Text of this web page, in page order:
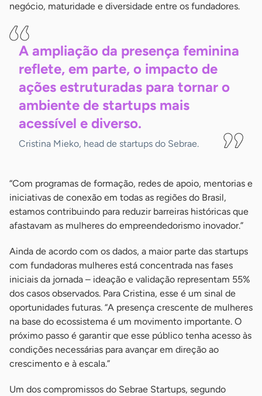
negócio, maturidade e diversidade entre os fundadores.
A ampliação da presença feminina
reflete, em parte, o impacto de
ações estruturadas para tornar o
ambiente de startups mais
acessível e diverso.
Cristina Mieko, head de startups do Sebrae.
“Com programas de formação, redes de apoio, mentorias e
iniciativas de conexão em todas as regiões do Brasil,
estamos contribuindo para reduzir barreiras históricas que
afastavam as mulheres do empreendedorismo inovador.”
Ainda de acordo com os dados, a maior parte das startups
com fundadoras mulheres está concentrada nas fases
iniciais da jornada – ideação e validação representam 55%
dos casos observados. Para Cristina, esse é um sinal de
oportunidades futuras. “A presença crescente de mulheres
na base do ecossistema é um movimento importante. O
próximo passo é garantir que esse público tenha acesso às
condições necessárias para avançar em direção ao
crescimento e à escala.”
Um dos compromissos do Sebrae Startups, segundo